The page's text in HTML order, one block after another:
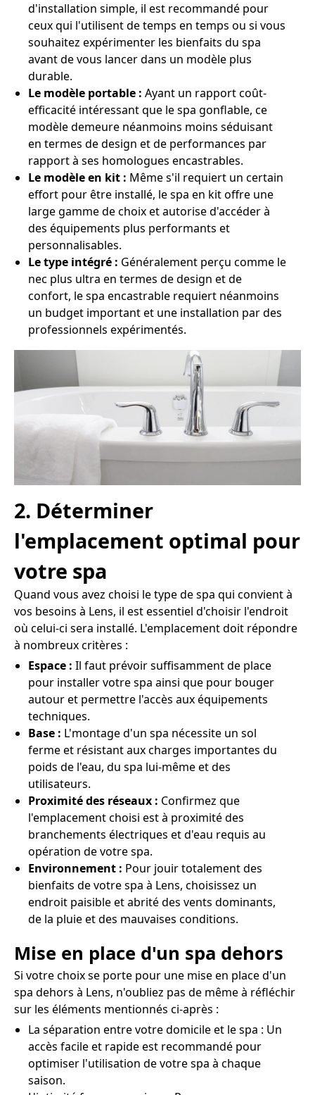
d'installation simple, il est recommandé pour
ceux qui l'utilisent de temps en temps ou si vous
souhaitez expérimenter les bienfaits du spa
avant de vous lancer dans un modèle plus
durable.
Le modèle portable : Ayant un rapport coût-
efficacité intéressant que le spa gonflable, ce
modèle demeure néanmoins moins séduisant
en termes de design et de performances par
rapport à ses homologues encastrables.
Le modèle en kit : Même s'il requiert un certain
effort pour être installé, le spa en kit offre une
large gamme de choix et autorise d'accéder à
des équipements plus performants et
personnalisables.
Le type intégré : Généralement perçu comme le
nec plus ultra en termes de design et de
confort, le spa encastrable requiert néanmoins
un budget important et une installation par des
professionnels expérimentés.
2. Déterminer
l'emplacement optimal pour
votre spa
Quand vous avez choisi le type de spa qui convient à
vos besoins à Lens, il est essentiel d'choisir l'endroit
où celui-ci sera installé. L'emplacement doit répondre
à nombreux critères :
Espace : Il faut prévoir suffisamment de place
pour installer votre spa ainsi que pour bouger
autour et permettre l'accès aux équipements
techniques.
Base : L'montage d'un spa nécessite un sol
ferme et résistant aux charges importantes du
poids de l'eau, du spa lui-même et des
utilisateurs.
Proximité des réseaux : Confirmez que
l'emplacement choisi est à proximité des
branchements électriques et d'eau requis au
opération de votre spa.
Environnement : Pour jouir totalement des
bienfaits de votre spa à Lens, choisissez un
endroit paisible et abrité des vents dominants,
de la pluie et des mauvaises conditions.
Mise en place d'un spa dehors
Si votre choix se porte pour une mise en place d'un
spa dehors à Lens, n'oubliez pas de même à réfléchir
sur les éléments mentionnés ci-après :
La séparation entre votre domicile et le spa : Un
accès facile et rapide est recommandé pour
optimiser l'utilisation de votre spa à chaque
saison.